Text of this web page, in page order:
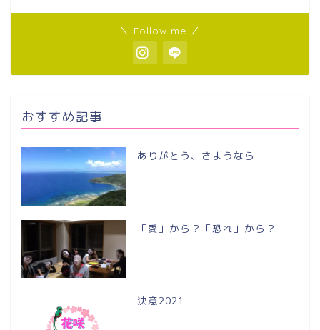
＼ Follow me ／
おすすめ記事
ありがとう、さようなら
「愛」から？「恐れ」から？
決意2021